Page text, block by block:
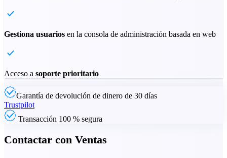
Gestiona usuarios en la consola de administración basada en web
Acceso a soporte prioritario
Garantía de devolución de dinero de 30 días
Trustpilot
Transacción 100 % segura
Contactar con Ventas